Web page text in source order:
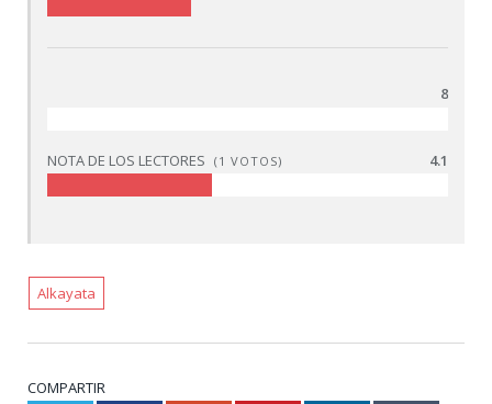
8
NOTA DE LOS LECTORES (1 VOTOS) 4.1
Alkayata
COMPARTIR